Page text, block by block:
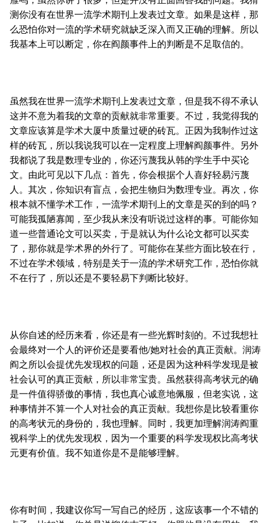
测你没有在世界一流学术期刊上发表过文章。如果是这样，那
么恐怕你对一流的学术研究就缺乏深入而又正确的理解。所以
我基本上可以断定，你在阎颜事件上的判断是不足取信的。
虽然我在世界一流学术期刊上发表过文章，但是我不得不承认
这并不意为着我的文章的贡献就非常重要。不过，我觉得我的
文章应该算是学术大厦中质量过硬的砖瓦。正因为我制作过这
样的砖瓦，所以我说我可以在一定程度上理解阎颜事件。另外
我都说了我是数理专业的，你还污蔑我从韩的学生手中买论
文。由此可见以下几点：首先，你会根据个人喜好轻易污蔑
人。其次，你知识有盲点，会把生物归为数理专业。再次，你
根本就不懂学术工作，一流学术期刊上的文章是买的到的吗？
可能我孤陋寡闻，至少我从来没有听说过这样的事。可能你知
道一些普通论文可以买卖，于是就认为什么论文都可以买卖
了，那你就是学术界的外行了。可能你在某些方面比较在行，
不过在学术领域，特别是关于一流的学术研究工作，恐怕你就
不在行了，所以还是不要轻易下判断比较好。
从你自述的经历来看，你还是有一些光辉时刻的。不过我想社
会最终对一个人的评价还是要看他/她对社会的真正贡献。润涛
阎之所以会提优先发现权的问题，还是因为这种科学发现是被
社会认可的真正贡献，所以非常宝贵。虽然获得高考状元的确
是一件值得骄傲的事情，我也真心诚意地佩服，但老实说，这
种事情并不算一个人对社会的真正贡献。我想你是比较看重你
的高考状元的身份的，我也理解。同时，我更加理解润涛阎重
视科学上的优先发现权，因为一个重要的科学发现权比高考状
元更有价值。我不知道你是不是能够理解。
你有时间，我建议你写一写自己的经历，这应该事一个不错的